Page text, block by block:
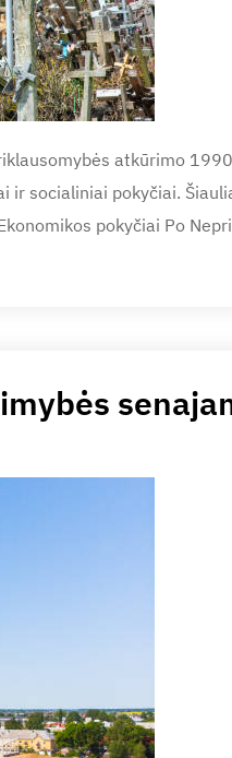
atkūrimo
socialiniai pokyčiai.
pokyčiai Po